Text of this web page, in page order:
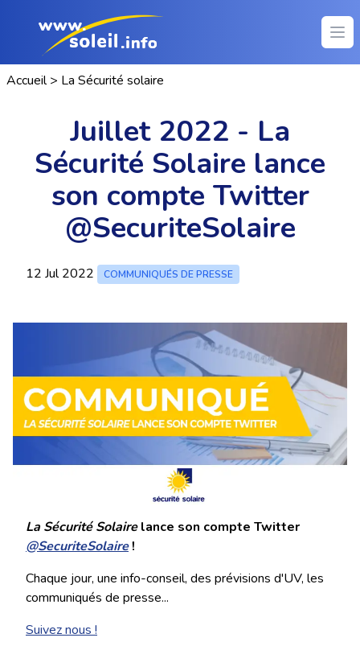
Accueil > La Sécurité solaire
Juillet 2022 - La
Sécurité Solaire lance
son compte Twitter
@SecuriteSolaire
12 Jul 2022 COMMUNIQUÉS DE PRESSE
La Sécurité Solairelance son compte Twitter
@SecuriteSolaire!
Chaque jour, une info-conseil, des prévisions d'UV, les
communiqués de presse...
Suivez nous !